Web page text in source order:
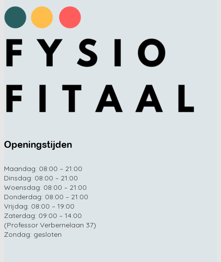
Openingstijden
Maandag: 08:00 – 21:00
Dinsdag: 08:00 – 21:00
Woensdag: 08:00 – 21:00
Donderdag: 08:00 – 21:00
Vrijdag: 08:00 – 19:00
Zaterdag: 09:00 – 14:00
(Professor Verbernelaan 37)
Zondag: gesloten